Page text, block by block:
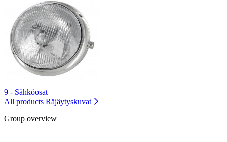
9 - Sähköosat
All products Räjäytyskuvat
Group overview